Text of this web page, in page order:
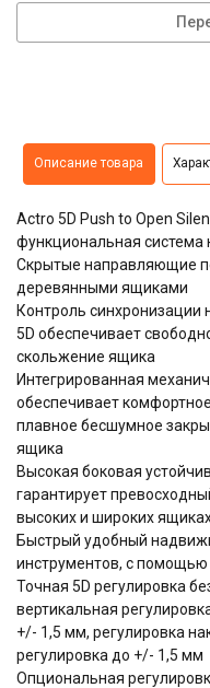
Описание товара
Actro 5D Push to Open
функциональная
Скрытые направляющие
деревянными ящиками
Контроль
5D обеспечивает
скольжение ящика
Интегрированная
обеспечивает
плавное бесшумное
ящика
Высокая боковая
гарантирует
высоких и широких
Быстрый удобный
инструментов, с помощью
Точная 5D регулировка
вертикальная
+/- 1,5 мм, регулировка
регулировка до +/- 1,5 мм
Опциональная